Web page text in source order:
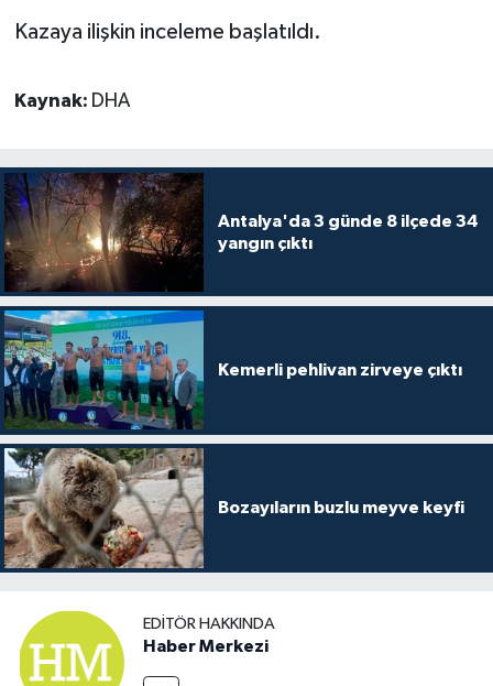
Kazaya ilişkin inceleme başlatıldı.
Kaynak: DHA
Antalya'da 3 günde 8 ilçede 34
yangın çıktı
Kemerli pehlivan zirveye çıktı
Bozayıların buzlu meyve keyfi
EDITÖR HAKKINDA
Haber Merkezi